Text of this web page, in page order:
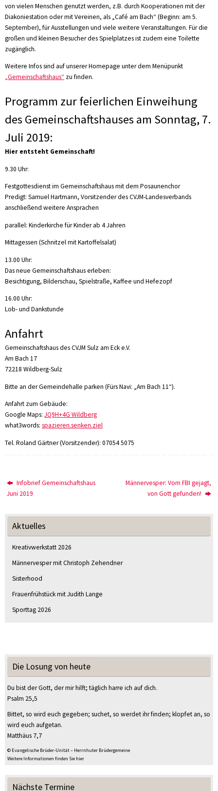
von vielen Menschen genutzt werden, z.B. durch Kooperationen mit der
Diakoniestation oder mit Vereinen, als „Café am Bach“ (Beginn: am 5.
September), für Ausstellungen und viele weitere Veranstaltungen. Für die
großen und kleinen Besucher des Spielplatzes ist zudem eine Toilette
zugänglich.
Weitere Infos sind auf unserer Homepage unter dem Menüpunkt
„Gemeinschaftshaus“ zu finden.
Programm zur feierlichen Einweihung
des Gemeinschaftshauses am Sonntag, 7.
Juli 2019:
Hier entsteht Gemeinschaft!
9.30 Uhr:
Festgottesdienst im Gemeinschaftshaus mit dem Posaunenchor
Predigt: Samuel Hartmann, Vorsitzender des CVJM-Landesverbands
anschließend weitere Ansprachen
parallel: Kinderkirche für Kinder ab 4 Jahren
Mittagessen (Schnitzel mit Kartoffelsalat)
13.00 Uhr:
Das neue Gemeinschaftshaus erleben:
Besichtigung, Bilderschau, Spielstraße, Kaffee und Hefezopf
16.00 Uhr:
Lob- und Dankstunde
Anfahrt
Gemeinschaftshaus des CVJM Sulz am Eck e.V.
Am Bach 17
72218 Wildberg-Sulz
Bitte an der Gemeindehalle parken (Fürs Navi: „Am Bach 11“).
Anfahrt zum Gebäude:
Google Maps: JQ9H+4G Wildberg
what3words: spazieren.senken.ziel
Tel. Roland Gärtner (Vorsitzender): 07054 5075
Infobrief Gemeinschaftshaus
Juni 2019
Männervesper: Vom FBI gejagt,
von Gott gefunden!
Aktuelles
Kreativwerkstatt 2026
Männervesper mit Christoph Zehendner
Sisterhood
Frauenfrühstück mit Judith Lange
Sporttag 2026
Die Losung von heute
Du bist der Gott, der mir hilft; täglich harre ich auf dich.
Psalm 25,5
Bittet, so wird euch gegeben; suchet, so werdet ihr finden; klopfet an, so
wird euch aufgetan.
Matthäus 7,7
© Evangelische Brüder-Unität – Herrnhuter Brüdergemeine
Weitere Informationen finden Sie hier
Nächste Termine